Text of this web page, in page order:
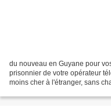
du nouveau en Guyane pour
prisonnier de votre opérateur
moins cher à l'étranger, sans